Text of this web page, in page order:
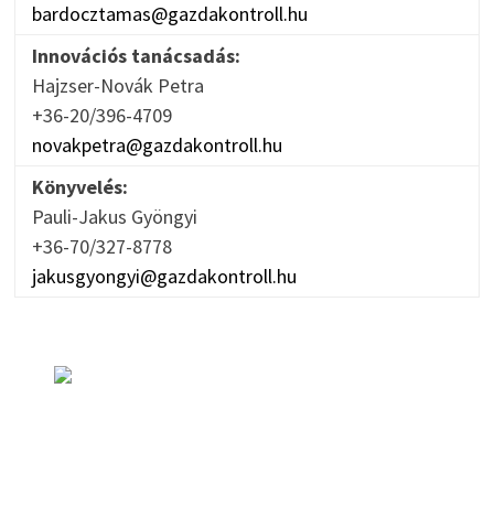
bardocztamas@gazdakontroll.hu
Innovációs tanácsadás:
Hajzser-Novák Petra
+36-20/396-4709
novakpetra@gazdakontroll.hu
Könyvelés:
Pauli-Jakus Gyöngyi
+36-70/327-8778
jakusgyongyi@gazdakontroll.hu